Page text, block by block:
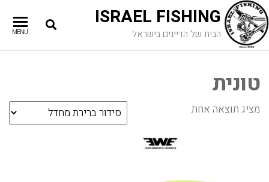
ISRAEL FISHING
הבית של הדייגים בישראל MENU
טונית
מציג תוצאה אחת